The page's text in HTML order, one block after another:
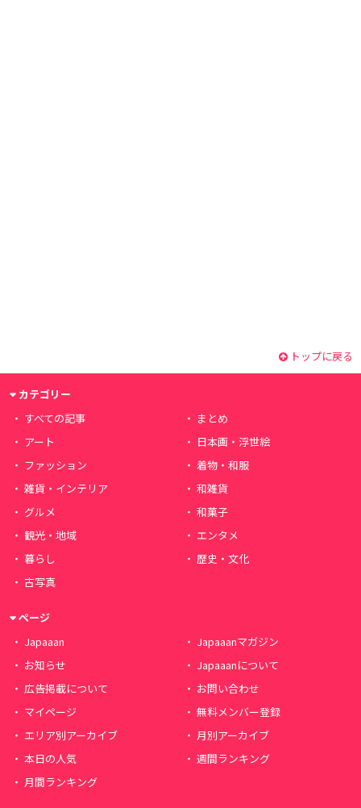
トップに戻る
カテゴリー
すべての記事
まとめ
アート
日本画・浮世絵
ファッション
着物・和服
雑貨・インテリア
和雑貨
グルメ
和菓子
観光・地域
エンタメ
暮らし
歴史・文化
古写真
ページ
Japaaan
Japaaanマガジン
お知らせ
Japaaanについて
広告掲載について
お問い合わせ
マイページ
無料メンバー登録
エリア別アーカイブ
月別アーカイブ
本日の人気
週間ランキング
月間ランキング